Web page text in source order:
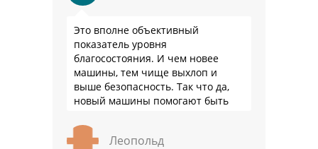
Это вполне объективный
показатель уровня
благосостояния. И чем новее
машины, тем чище выхлоп и
выше безопасность. Так что да,
новый машины помогают быть
Леопольд